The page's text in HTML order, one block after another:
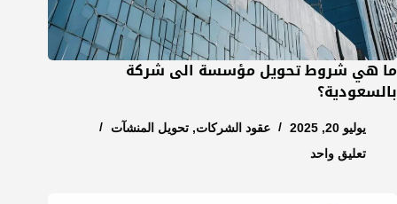
ما هي شروط تحويل مؤسسة الى شركة
بالسعودية؟
يوليو 20, 2025 عقود الشركات, تحويل المنشآت
تعليق واحد